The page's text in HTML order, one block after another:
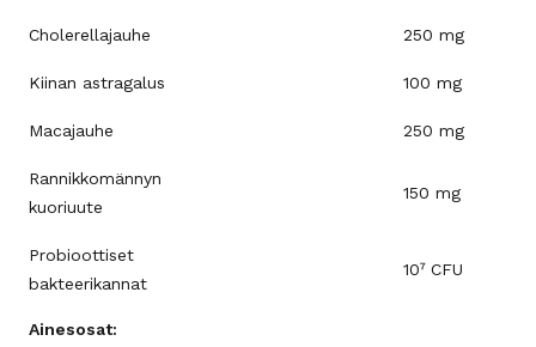
Cholerellajauhe 250 mg
Kiinan astragalus 100 mg
Macajauhe 250 mg
Rannikkomännyn
kuoriuute
150 mg
Probioottiset
bakteerikannat
10⁷CFU
Ainesosat: